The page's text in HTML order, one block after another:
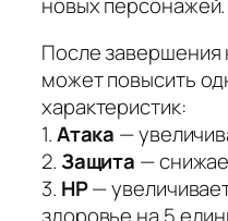
После завершения
может повысить
характеристик:
1.Атака —
2. Защита —
3. HP—